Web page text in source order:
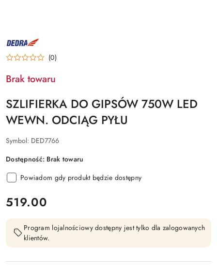
NAZWA
PRODUCENTA:
DEDRA (0)
Brak towaru
SZLIFIERKA DO GIPSÓW 750W LED
WEWN. ODCIĄG PYŁU
Symbol: DED7766
Dostępność: Brak towaru
Powiadom gdy produkt będzie dostępny
cena:
519.00
Program lojalnościowy dostępny jest tylko dla zalogowanych
klientów.